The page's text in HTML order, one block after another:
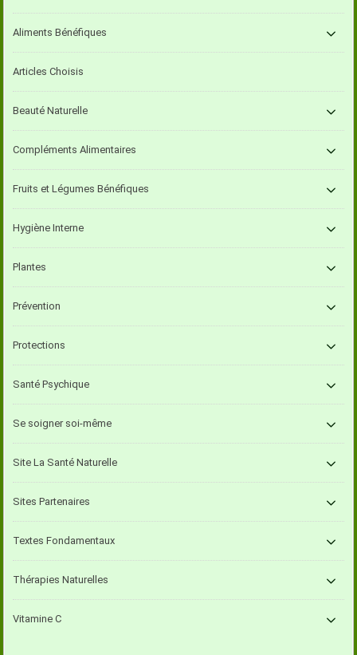
Aliments Bénéfiques
Articles Choisis
Beauté Naturelle
Compléments Alimentaires
Fruits et Légumes Bénéfiques
Hygiène Interne
Plantes
Prévention
Protections
Santé Psychique
Se soigner soi-même
Site La Santé Naturelle
Sites Partenaires
Textes Fondamentaux
Thérapies Naturelles
Vitamine C